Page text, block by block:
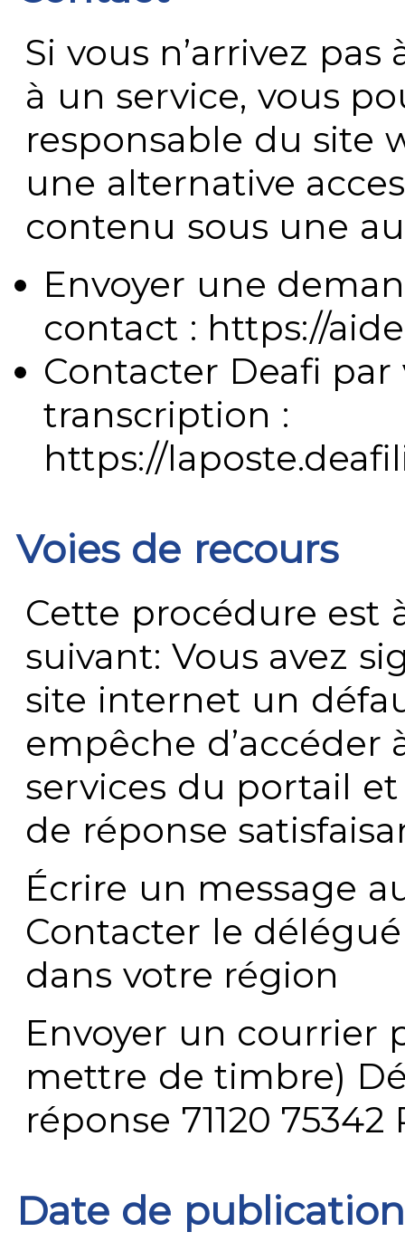
Si vous n’arrivez
à un service, vous
responsable du site
une alternative
contenu sous une
Envoyer une
contact : https://
Contacter Deafi
transcription :
https://
Voies de recours
Cette procédure est
suivant: Vous avez
site internet un
empêche
services du portail
de réponse
Écrire un message
Contacter le
dans votre région
Envoyer un courrier
mettre de timbre)
réponse 71120 75342
Date de publication